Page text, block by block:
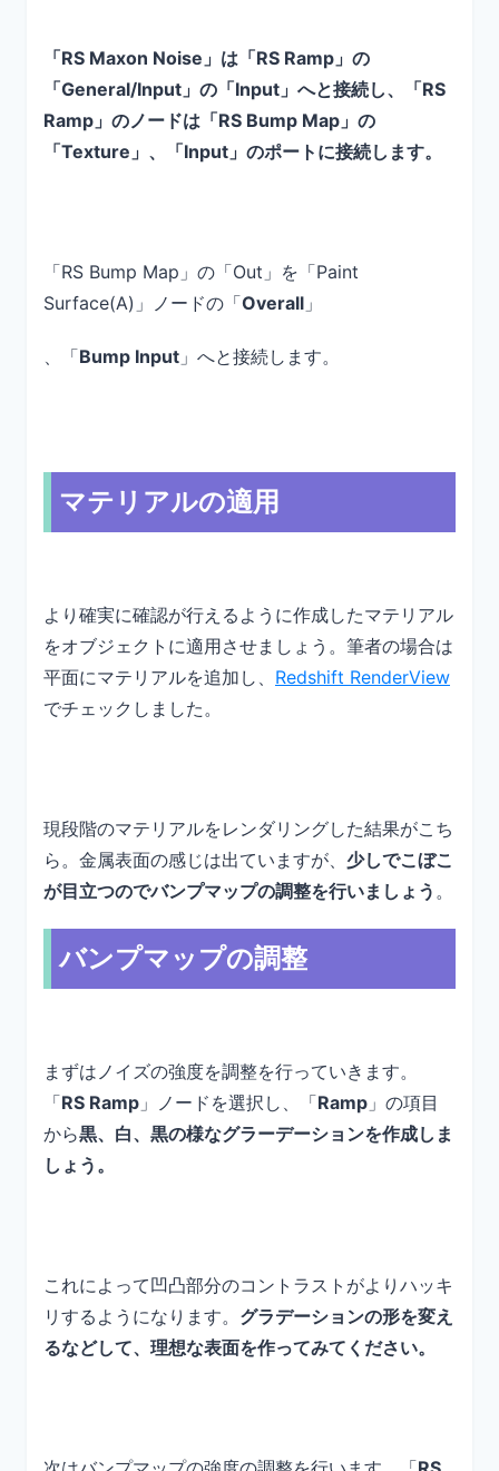
「RS Maxon Noise」は「RS Ramp」の
「General/Input」の「Input」へと接続し、「RS
Ramp」のノードは「RS Bump Map」の
「Texture」、「Input」のポートに接続します。
「RS Bump Map」の「Out」を「Paint
Surface(A)」ノードの「Overall 」
、「Bump Input 」へと接続します。
マテリアルの適用
より確実に確認が行えるように作成したマテリアル
をオブジェクトに適用させましょう。筆者の場合は
平面にマテリアルを追加し、 Redshift RenderView
でチェックしました。
現段階のマテリアルをレンダリングした結果がこち
ら。金属表面の感じは出ていますが、 少しでこぼこ
が目立つのでバンプマップの調整を行いましょう 。
バンプマップの調整
まずはノイズの強度を調整を行っていきます。
「RS Ramp 」ノードを選択し、「Ramp 」の項目
から黒、白、黒の様なグラーデーションを作成しま
しょう。
これによって凹凸部分のコントラストがよりハッキ
リするようになります。 グラデーションの形を変え
るなどして、理想な表面を作ってみてください。